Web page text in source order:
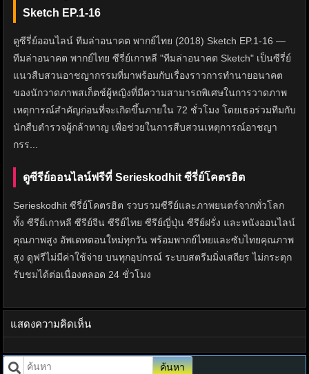
Sketch EP.1-16
ดูซีรี่ย์ออนไลน์ ทีมล่าอนาคต พากย์ไทย (2018) Sketch EP.1-16 —
ทีมล่าอนาคต พากย์ไทย ซีรี่ย์เกาหลี "ทีมล่าอนาคต Sketch" เป็นซีรี่ย์
แนวสืบสวนอาชญากรรมที่มาพร้อมกับเรื่องราวการทำนายอนาคต
ของนักวาดภาพสเก็ตช์ผู้หญิงที่มีความสามารถพิเศษในการวาดภาพ
เหตุการณ์สำคัญก่อนที่จะเกิดขึ้นภายใน 72 ชั่วโมง โดยเธอร่วมทีมกับ
นักสืบตำรวจผู้กล้าหาญ เพื่อช่วยในการสืบสวนเหตุการณ์อาชญา
กรร...
ดูซีรีย์ออนไลน์ฟรีที่ Serieskodhit ซีรี่ย์โคตรฮิต
Serieskodhit ซีรี่ย์โคตรฮิต รวบรวมซีรีย์และภาพยนตร์จากทั่วโลก
ทั้ง ซีรีย์เกาหลี ซีรีย์จีน ซีรีย์ไทย ซีรีย์ญี่ปุ่น ซีรีย์ฝรั่ง และหนังออนไลน์
คุณภาพสูง อัพเดทตอนใหม่ทุกวัน พร้อมพากย์ไทยและซับไทยคุณภาพ
สูง ดูฟรีไม่มีค่าใช้จ่าย บนทุกอุปกรณ์ ระบบสตรีมมิ่งเสถียร ไม่กระตุก
รับชมได้ต่อเนื่องตลอด 24 ชั่วโมง
แสดงความคิดเห็น
ค้นหา